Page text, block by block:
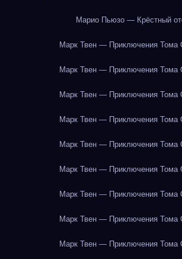
Марио Пьюзо — Крёстный
Марк Твен — Приключения Тома
Марк Твен — Приключения Тома
Марк Твен — Приключения Тома
Марк Твен — Приключения Тома
Марк Твен — Приключения Тома
Марк Твен — Приключения Тома
Марк Твен — Приключения Тома
Марк Твен — Приключения Тома
Марк Твен — Приключения Тома